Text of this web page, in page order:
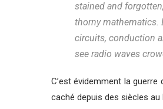
stained and
thorny mathematics.
circuits, conduction
see radio waves
C’est évidemment la
caché depuis des siècles au